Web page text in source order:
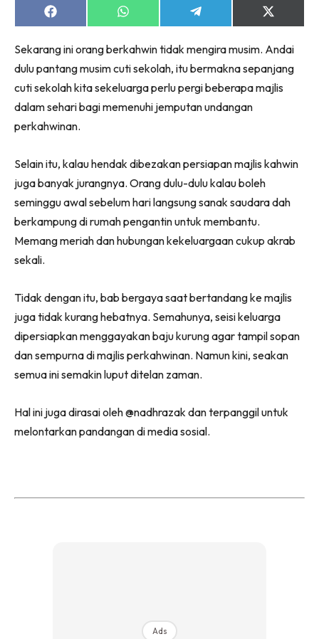
Share
on
Share
on
Share
on
Share
on
(Twitter)
Sekarang ini orang berkahwin tidak mengira musim. Andai
dulu pantang musim cuti sekolah, itu bermakna sepanjang
cuti sekolah kita sekeluarga perlu pergi beberapa majlis
dalam sehari bagi memenuhi jemputan undangan
perkahwinan.
Selain itu, kalau hendak dibezakan persiapan majlis kahwin
juga banyak jurangnya. Orang dulu-dulu kalau boleh
seminggu awal sebelum hari langsung sanak saudara dah
berkampung di rumah pengantin untuk membantu.
Memang meriah dan hubungan kekeluargaan cukup akrab
sekali.
Tidak dengan itu, bab bergaya saat bertandang ke majlis
juga tidak kurang hebatnya. Semahunya, seisi keluarga
dipersiapkan menggayakan baju kurung agar tampil sopan
dan sempurna di majlis perkahwinan. Namun kini, seakan
semua ini semakin luput ditelan zaman.
Hal ini juga dirasai oleh @nadhrazak dan terpanggil untuk
melontarkan pandangan di media sosial.
Ads